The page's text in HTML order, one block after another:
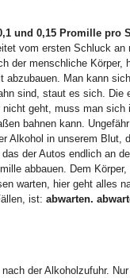
und 0,15 Promille pro
vom ersten Schluck an
der menschliche Körper,
Man kann
sind, staut es sich. Die
geht, muss man sich
bahnen kann.
Alkohol in unserem Blut,
der Autos endlich an
abbauen. Dem
warten, hier geht alles
ist: abwarten.
der Alkoholzufuhr. Nur